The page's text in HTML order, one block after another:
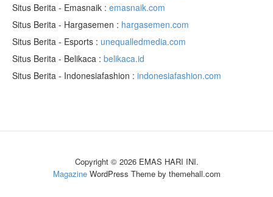
Situs Berita - Emasnaik : emasnaik.com
Situs Berita - Hargasemen : hargasemen.com
Situs Berita - Esports : unequalledmedia.com
Situs Berita - Belikaca : belikaca.id
Situs Berita - Indonesiafashion : indonesiafashion.com
Copyright © 2026 EMAS HARI INI.
MagazineWordPress Theme by themehall.com